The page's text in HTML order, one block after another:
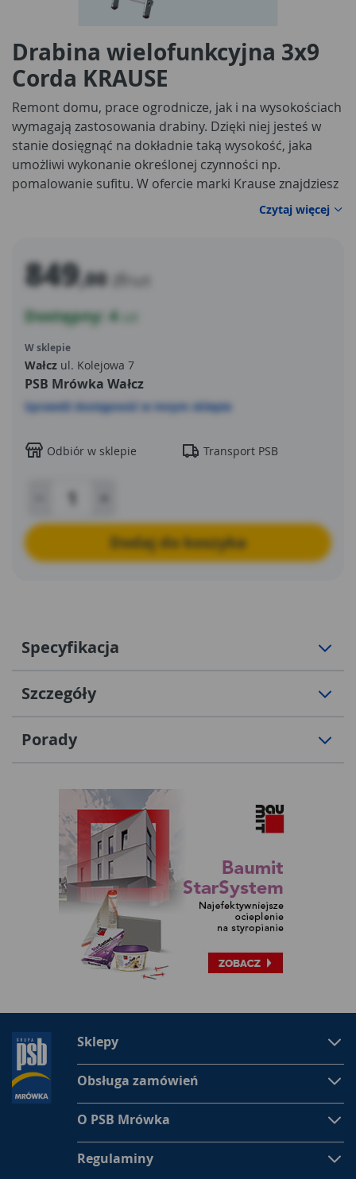
Drabina wielofunkcyjna 3x9
Corda KRAUSE
Remont domu, prace ogrodnicze, jak i na wysokościach
wymagają zastosowania drabiny. Dzięki niej jesteś w
stanie dosięgnąć na dokładnie taką wysokość, jaka
umożliwi wykonanie określonej czynności np.
pomalowanie sufitu. W ofercie marki Krause znajdziesz
drabiny aluminiowe
Przydadzą się w trakcie niejednego remontu.
rozsuwana i wolnostojąca, z wysuwanymi elementami,
co umożliwia jej pełne dopasowanie do konkretnej
Czytaj więcej
849,00 zł
Dostępny: 4
W sklepie
Wałcz ul. Kolejowa 7
PSB Mrówka Wałcz
Sprawdź dostępność w innym sklepie
Odbiór w sklepie Transport PSB
Dodaj do koszyka
Specyfikacja
Szczegóły
Porady
Sklepy
Obsługa zamówień
O PSB Mrówka
Regulaminy